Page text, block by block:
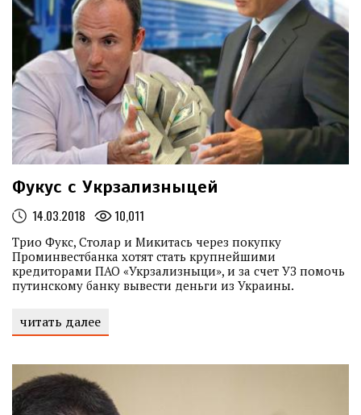
Фукус с Укрзализныцей
14.03.2018 10,011
Трио Фукс, Столар и Микитась через покупку
Проминвестбанка хотят стать крупнейшими
кредиторами ПАО «Укрзализныци», и за счет УЗ помочь
путинскому банку вывести деньги из Украины.
читать далее